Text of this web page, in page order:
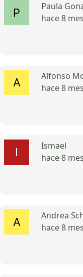
Paula
hace 8
Alfonso
hace 8
Ismael
hace 8
Andrea
hace 8